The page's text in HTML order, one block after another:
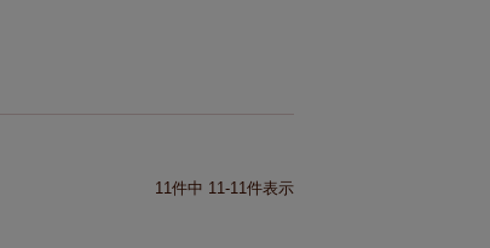
11件中 11-11件表示